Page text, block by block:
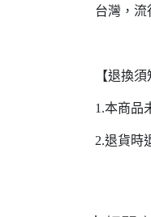
台灣，流
【退換須
1.本商品
2.退貨時